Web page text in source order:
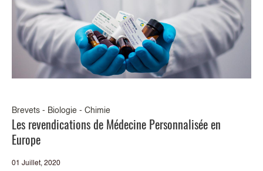
Brevets - Biologie - Chimie
Les revendications de Médecine Personnalisée en
Europe
01 Juillet, 2020